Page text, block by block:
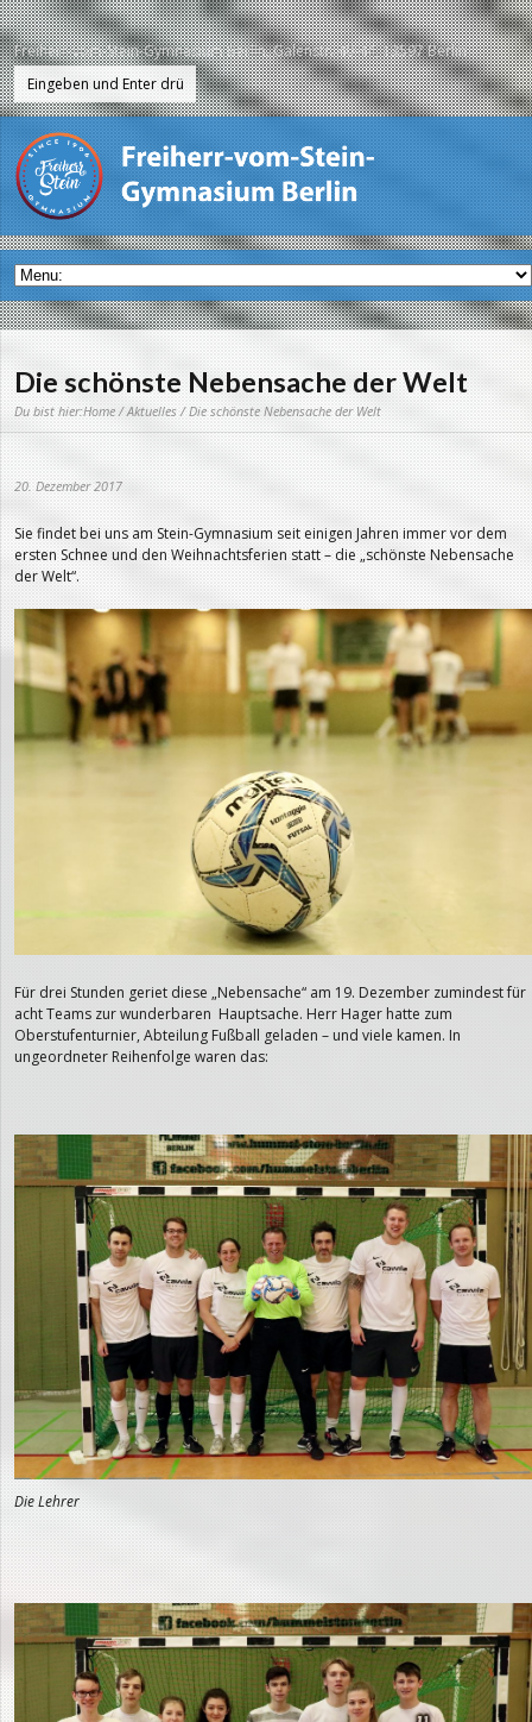
Freiherr-vom-Stein-Gymnasium Berlin, Galenstr. 40-44, 13597 Berlin
Die schönste Nebensache der Welt
Du bist hier:Home/Aktuelles/ Die schönste Nebensache der Welt
20. Dezember 2017
Sie findet bei uns am Stein-Gymnasium seit einigen Jahren immer vor dem
ersten Schnee und den Weihnachtsferien statt – die „schönste Nebensache
der Welt“.
Für drei Stunden geriet diese „Nebensache“ am 19. Dezember zumindest für
acht Teams zur wunderbaren Hauptsache. Herr Hager hatte zum
Oberstufenturnier, Abteilung Fußball geladen – und viele kamen. In
ungeordneter Reihenfolge waren das:
Die Lehrer